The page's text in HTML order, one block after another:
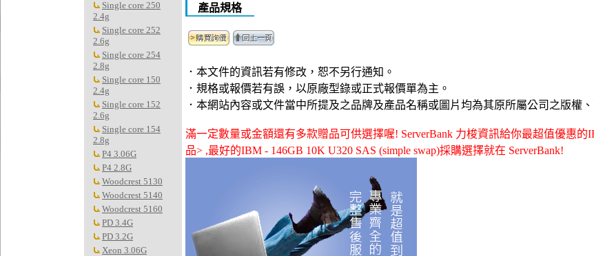
Single core 250
2.4g
Single core 252
2.6g
Single core 254
2.8g
Single core 150
2.4g
Single core 152
2.6g
Single core 154
2.8g
P4 3.06G
P4 2.8G
Woodcrest 5130
Woodcrest 5140
Woodcrest 5160
PD 3.4G
PD 3.2G
Xeon 3.06G
產品規格
．本文件的資訊若有修改，恕不另行通知。
．規格或報價若有誤，以原廠型錄或正式報價單為主。
．本網站內容或文件當中所提及之品牌及產品名稱或圖片均為其原所屬公司之版權
滿一定數量或金額還有多款贈品可供選擇喔! ServerBank 力梭資訊給你最超值優惠的
品> ,最好的IBM - 146GB 10K U320 SAS (simple swap)採購選擇就在 ServerBank!